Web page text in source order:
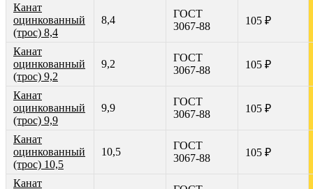
Канат
оцинкованный
(трос) 8,4
8,4
ГОСТ
3067-88
105 ₽
Канат
оцинкованный
(трос) 9,2
9,2
ГОСТ
3067-88
105 ₽
Канат
оцинкованный
(трос) 9,9
9,9
ГОСТ
3067-88
105 ₽
Канат
оцинкованный
(трос) 10,5
10,5
ГОСТ
3067-88
105 ₽
Канат